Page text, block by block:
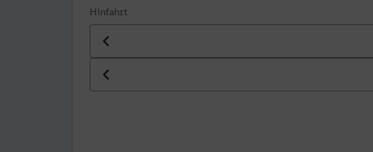
Hinfahrt
Datum der Hinfahrt
Uhrzeit der Hinfahrt